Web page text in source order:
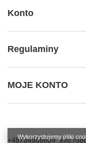
Konto
Regulaminy
MOJE KONTO
+48784966809
Wykorzystujemy pliki